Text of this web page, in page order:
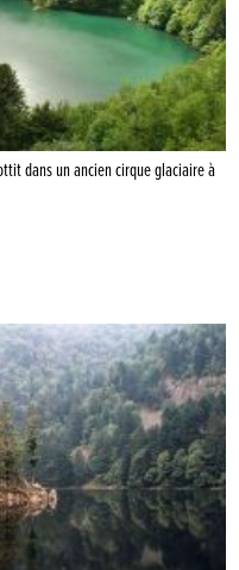
dans un ancien cirque glaciaire à